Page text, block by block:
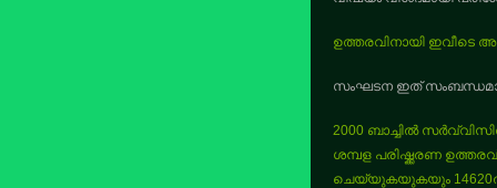
ഉത്തരവിനായി ഇവീടെ
സംഘടന ഇത്
2000 ബാച്ചിൽ
ശമ്പള പരിഷ്ക്കരണ ഉത്തരവ്
ചെയ്യുകയുകയും